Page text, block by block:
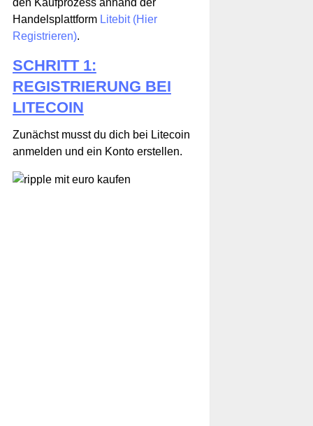
den Kaufprozess anhand der
Handelsplattform Litebit (Hier
Registrieren).
SCHRITT 1:
REGISTRIERUNG BEI
LITECOIN
Zunächst musst du dich bei Litecoin
anmelden und ein Konto erstellen.